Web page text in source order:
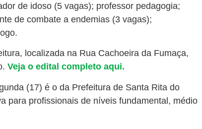
de idoso (5 vagas); professor pedagogia;
de combate a endemias (3 vagas);
localizada na Rua Cachoeira da Fumaça,
Veja o edital completo aqui.
(17) é o da Prefeitura de Santa Rita do
para profissionais de níveis fundamental, médio